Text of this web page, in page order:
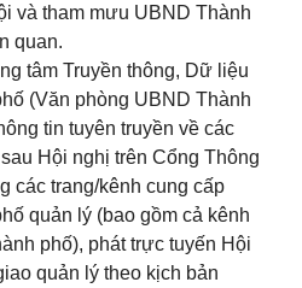
và tham mưu UBND Thành
quan.
tâm Truyền thông, Dữ liệu
(Văn phòng UBND Thành
tin tuyên truyền về các
Hội nghị trên Cổng Thông
các trang/kênh cung cấp
quản lý (bao gồm cả kênh
phố), phát trực tuyến Hội
quản lý theo kịch bản